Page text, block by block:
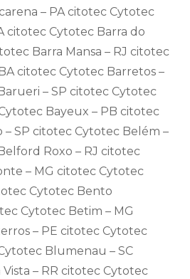
– PA citotec Cytotec
citotec Cytotec Barra do
Barra Mansa – RJ citotec
citotec Cytotec Barretos –
– SP citotec Cytotec
Bayeux – PB citotec
SP citotec Cytotec Belém –
Roxo – RJ citotec
– MG citotec Cytotec
Cytotec Bento
Cytotec Betim – MG
– PE citotec Cytotec
Blumenau – SC
– RR citotec Cytotec